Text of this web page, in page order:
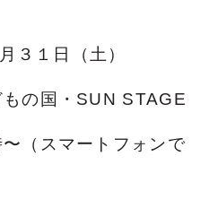
３１日（土）
もの国・SUN STAGE
〜（スマートフォンで